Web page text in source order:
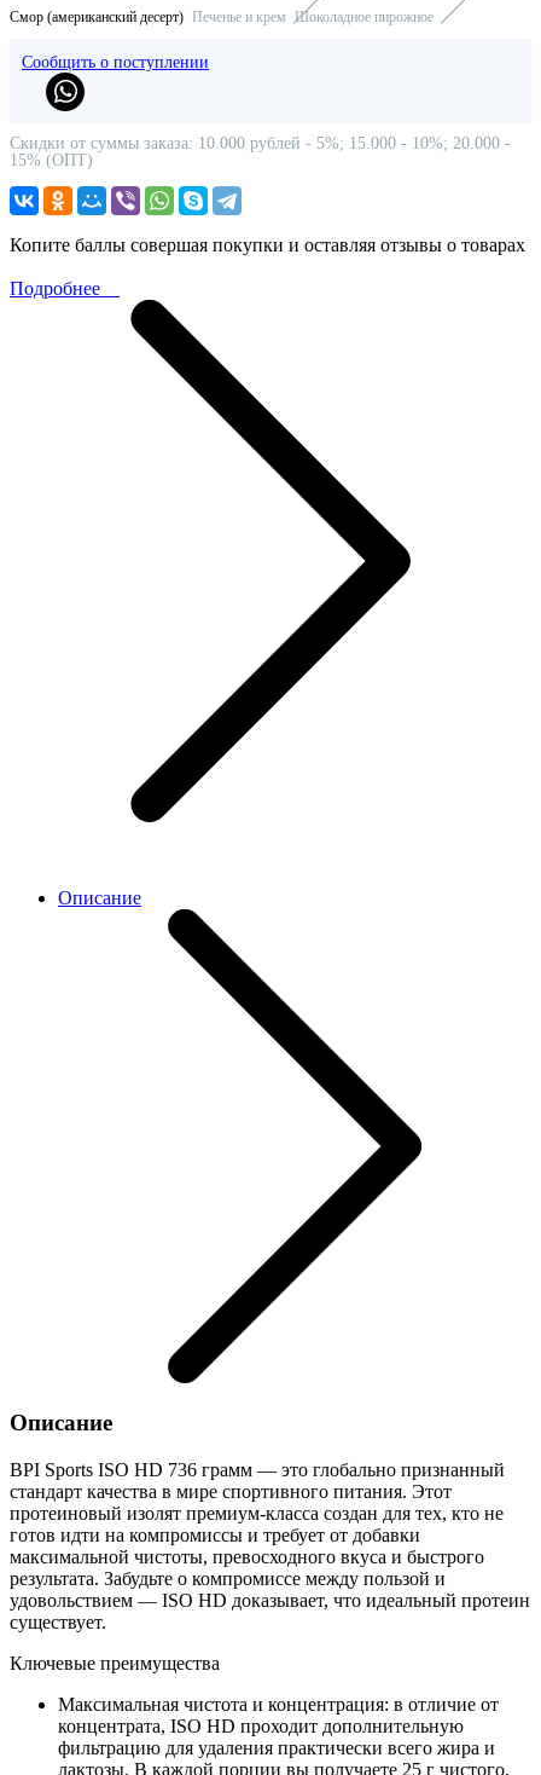
Смор (американский десерт) Печенье и крем Шоколадное пирожное
Сообщить о поступлении
Скидки от суммы заказа: 10.000 рублей - 5%; 15.000 - 10%; 20.000 -
15% (ОПТ)
Копите баллы совершая покупки и оставляя отзывы о товарах
Подробнее
Описание
Описание
BPI Sports ISO HD 736 грамм — это глобально признанный
стандарт качества в мире спортивного питания. Этот
протеиновый изолят премиум-класса создан для тех, кто не
готов идти на компромиссы и требует от добавки
максимальной чистоты, превосходного вкуса и быстрого
результата. Забудьте о компромиссе между пользой и
удовольствием — ISO HD доказывает, что идеальный протеин
существует.
Ключевые преимущества
Максимальная чистота и концентрация: в отличие от
концентрата, ISO HD проходит дополнительную
фильтрацию для удаления практически всего жира и
лактозы. В каждой порции вы получаете 25 г чистого,